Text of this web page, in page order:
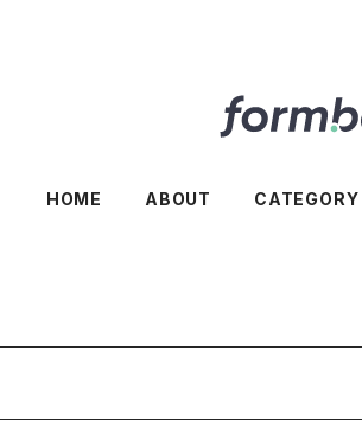
HOME ABOUT CATEGORY